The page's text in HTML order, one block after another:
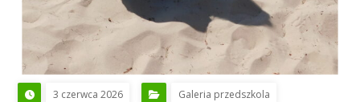
3 czerwca 2026 Galeria przedszkola